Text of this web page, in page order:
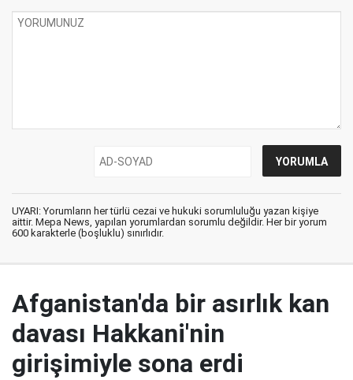
UYARI: Yorumların her türlü cezai ve hukuki sorumluluğu yazan kişiye
aittir. Mepa News, yapılan yorumlardan sorumlu değildir. Her bir yorum
600 karakterle (boşluklu) sınırlıdır.
Afganistan'da bir asırlık kan
davası Hakkani'nin
girişimiyle sona erdi